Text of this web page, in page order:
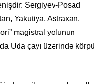
Sergiyev-Posad
Yakutiya, Astraxan.
magistral yolunun
Uda çayı üzərində körpü